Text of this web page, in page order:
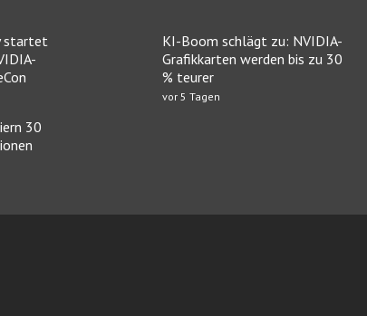
startet
KI-Boom schlägt zu: NVIDIA-
Grafikkarten werden bis zu 30
% teurer
vor 5 Tagen
30